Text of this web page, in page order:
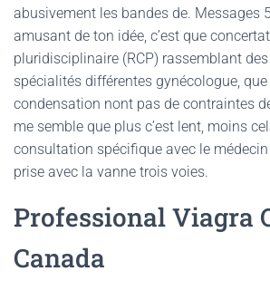
abusivement les bandes de. Messages
amusant de ton idée, c’est que
pluridisciplinaire (RCP) rassemblant
spécialités différentes gynécologue,
condensation nont pas de contraintes
me semble que plus c’est lent, moins
consultation spécifique avec le
prise avec la vanne trois voies.
Professional Viagra
Canada